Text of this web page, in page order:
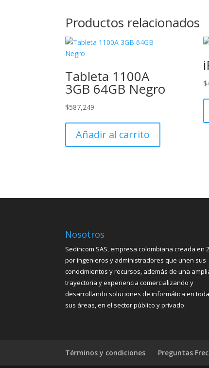
Productos relacionados
Tableta 1100A
3GB 64GB Negro
$587,249
Añadir al carrito
$
Nosotros
Sedincom SAS, empresa colombiana creada en
por ingenieros y administradores que unen sus
conocimientos y recursos, además de una
trayectoria y experiencia comercializando y
desarrollando soluciones de informática en
sus áreas, en el sector público y privado.
Términos y condiciones Preguntas